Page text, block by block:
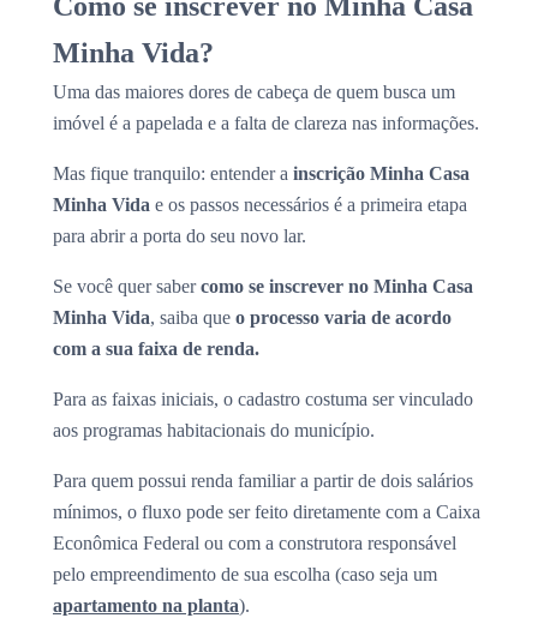
Minha Vida?
Uma das maiores dores de cabeça de quem busca um
imóvel é a papelada e a falta de clareza nas informações.
Mas fique tranquilo: entender a inscrição Minha Casa
Minha Vida e os passos necessários é a primeira etapa
para abrir a porta do seu novo lar.
Se você quer sabercomo se inscrever no Minha Casa
Minha Vida, saiba que o processo varia de acordo
com a sua faixa de renda.
Para as faixas iniciais, o cadastro costuma ser vinculado
aos programas habitacionais do município.
Para quem possui renda familiar a partir de dois salários
mínimos, o fluxo pode ser feito diretamente com a Caixa
Econômica Federal ou com a construtora responsável
pelo empreendimento de sua escolha (caso seja um
apartamento na planta).